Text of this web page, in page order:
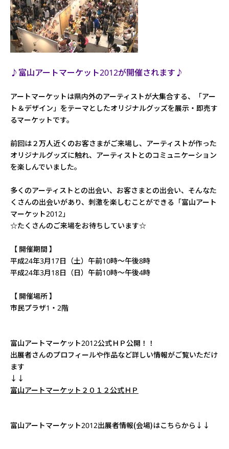
♪富山アートマーケット2012が開催されます♪
アートマーケットは県内外のアーティストが大集合する、「アー
ト＆デザイン」をテーマとしたオリジナルグッズを展示・即売す
るマーケットです。
前回は２万人近くのお客さまがご来場し、アーティストが作った
オリジナルグッズに触れ、アーティストとのコミュニケーション
を楽しんでいました。
多くのアーティストとの出会い、お客さまとの出会い、そんなた
くさんの出会いがあり、刺激を楽しむことができる「富山アート
マーケット2012」
☆たくさんのご来場をお待ちしています☆
【 開催期間 】
平成24年3月17日（土）午前10時～午後8時
平成24年3月18日（日）午前10時～午後4時
【 開催場所 】
市民プラザ1・2階
富山アートマーケット2012公式ＨＰ公開！！
出展者さんのプロフィールや作品など詳しい情報がご覧いただけ
ます
↓↓
富山アートマーケット２０１２公式ＨＰ
富山アートマーケット2012出展者情報(会場)はこちらから↓↓